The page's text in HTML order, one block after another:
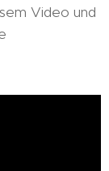
Video und